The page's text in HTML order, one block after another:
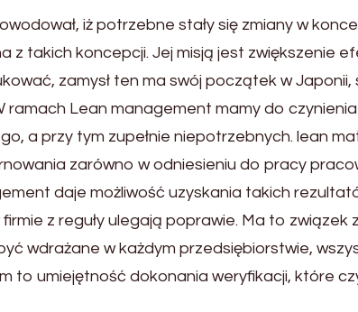
iż potrzebne stały się zmiany w
z takich koncepcji. Jej misją jest zwiększenie
zamysł ten ma swój początek w
ramach Lean management mamy do
a przy tym zupełnie niepotrzebnych. lean
zarówno w odniesieniu do pracy
daje możliwość uzyskania takich
z reguły ulegają poprawie. Ma to
wdrażane w każdym przedsiębiorstwie,
to umiejętność dokonania weryfikacji, które